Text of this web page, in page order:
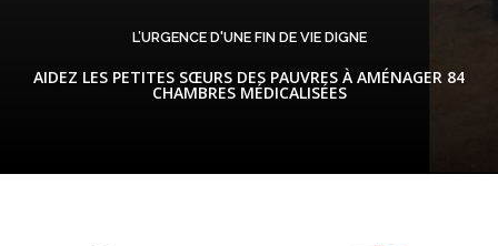
L’URGENCE D'UNE FIN DE VIE DIGNE
AIDEZ LES PETITES SŒURS DES PAUVRES À AMÉNAGER 84
CHAMBRES MÉDICALISÉES